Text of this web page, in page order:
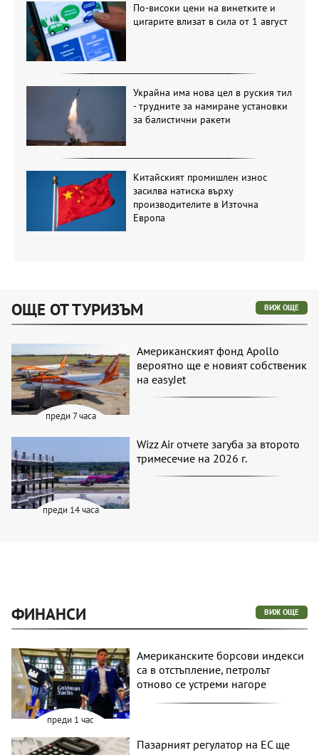
По-високи цени на винетките и
цигарите влизат в сила от 1 август
Украйна има нова цел в руския тил
- трудните за намиране установки
за балистични ракети
Китайският промишлен износ
засилва натиска върху
производителите в Източна
Европа
ОЩЕ ОТ ТУРИЗЪМ ВИЖ ОЩЕ
преди 7 часа
Американският фонд Apollo
вероятно ще е новият собственик
на easyJet
преди 14 часа
Wizz Air отчете загуба за второто
тримесечие на 2026 г.
ФИНАНСИ ВИЖ ОЩЕ
преди 1 час
Американските борсови индекси
са в отстъпление, петролът
отново се устреми нагоре
Пазарният регулатор на ЕС ще